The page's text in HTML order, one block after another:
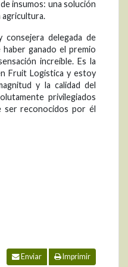
insumos: una solución
agricultura.
consejera delegada de
haber ganado el premio
increíble. Es la
Fruit Logistica y estoy
y la calidad del
privilegiados
reconocidos por él
Enviar Imprimir